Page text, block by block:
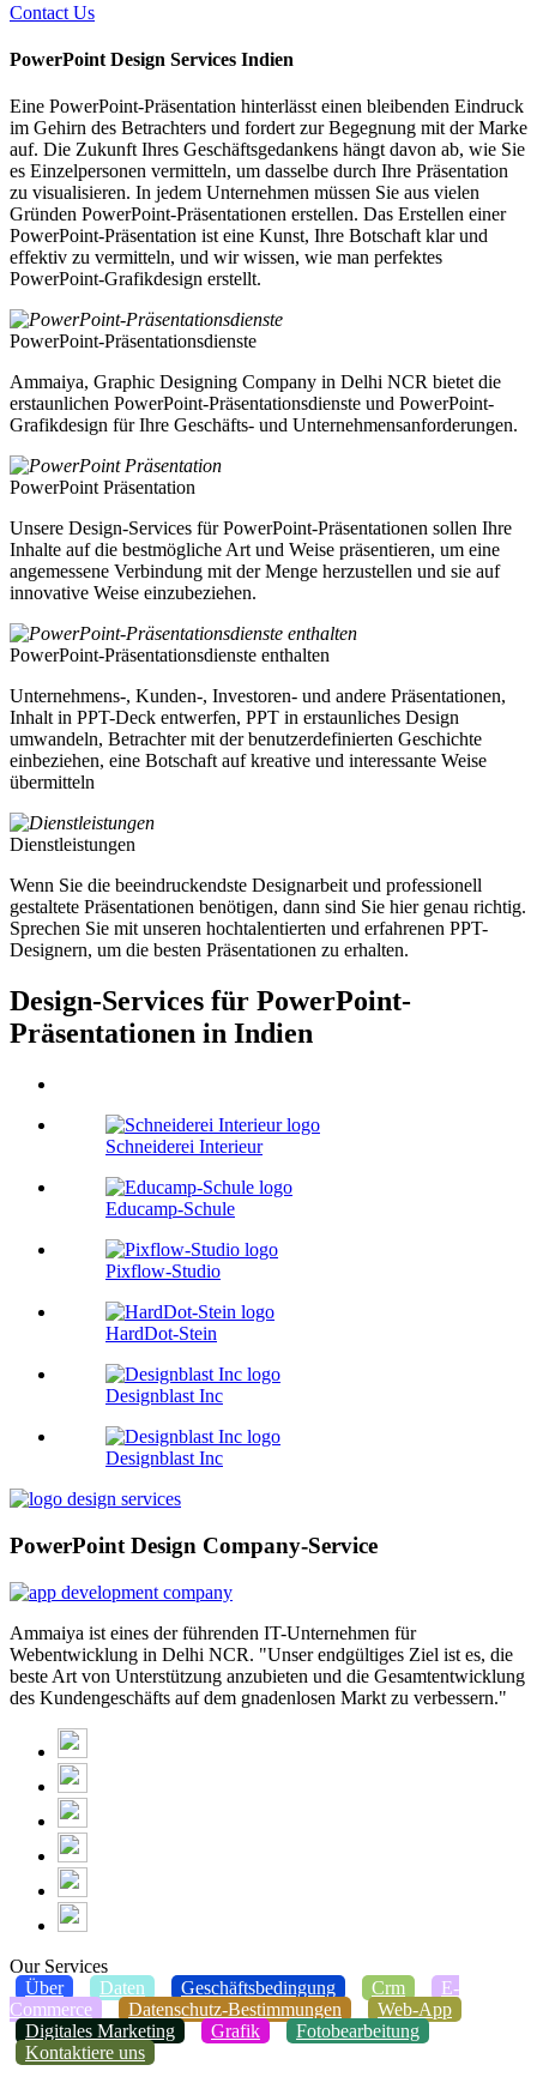
Contact Us
PowerPoint Design Services Indien
Eine PowerPoint-Präsentation hinterlässt einen bleibenden Eindruck
im Gehirn des Betrachters und fordert zur Begegnung mit der Marke
auf. Die Zukunft Ihres Geschäftsgedankens hängt davon ab, wie Sie
es Einzelpersonen vermitteln, um dasselbe durch Ihre Präsentation
zu visualisieren. In jedem Unternehmen müssen Sie aus vielen
Gründen PowerPoint-Präsentationen erstellen. Das Erstellen einer
PowerPoint-Präsentation ist eine Kunst, Ihre Botschaft klar und
effektiv zu vermitteln, und wir wissen, wie man perfektes
PowerPoint-Grafikdesign erstellt.
PowerPoint-Präsentationsdienste
Ammaiya, Graphic Designing Company in Delhi NCR bietet die
erstaunlichen PowerPoint-Präsentationsdienste und PowerPoint-
Grafikdesign für Ihre Geschäfts- und Unternehmensanforderungen.
PowerPoint Präsentation
Unsere Design-Services für PowerPoint-Präsentationen sollen Ihre
Inhalte auf die bestmögliche Art und Weise präsentieren, um eine
angemessene Verbindung mit der Menge herzustellen und sie auf
innovative Weise einzubeziehen.
PowerPoint-Präsentationsdienste enthalten
Unternehmens-, Kunden-, Investoren- und andere Präsentationen,
Inhalt in PPT-Deck entwerfen, PPT in erstaunliches Design
umwandeln, Betrachter mit der benutzerdefinierten Geschichte
einbeziehen, eine Botschaft auf kreative und interessante Weise
übermitteln
Dienstleistungen
Wenn Sie die beeindruckendste Designarbeit und professionell
gestaltete Präsentationen benötigen, dann sind Sie hier genau richtig.
Sprechen Sie mit unseren hochtalentierten und erfahrenen PPT-
Designern, um die besten Präsentationen zu erhalten.
Design-Services für PowerPoint-
Präsentationen in Indien
Schneiderei Interieur
Educamp-Schule
Pixflow-Studio
HardDot-Stein
Designblast Inc
Designblast Inc
PowerPoint Design Company-Service
Ammaiya ist eines der führenden IT-Unternehmen für
Webentwicklung in Delhi NCR. "Unser endgültiges Ziel ist es, die
beste Art von Unterstützung anzubieten und die Gesamtentwicklung
des Kundengeschäfts auf dem gnadenlosen Markt zu verbessern."
Our Services
Über
Daten Geschäftsbedingung Crm
E-
Commerce
Datenschutz-Bestimmungen
Web-App
Digitales Marketing
Grafik
Fotobearbeitung
Kontaktiere uns